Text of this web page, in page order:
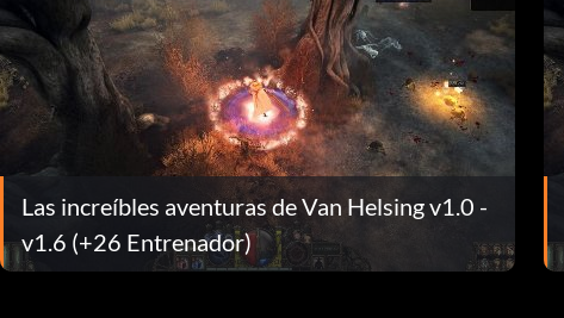
Las increíbles aventuras de Van Helsing v1.0 -
v1.6 (+26 Entrenador)